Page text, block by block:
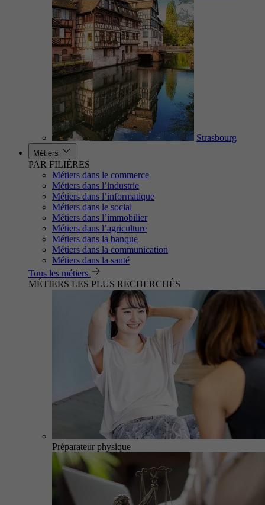
Strasbourg
Métiers
PAR FILIÈRES
Métiers dans le commerce
Métiers dans l’industrie
Métiers dans l’informatique
Métiers dans le social
Métiers dans l’immobilier
Métiers dans l’agriculture
Métiers dans la banque
Métiers dans la communication
Métiers dans la santé
Tous les métiers
MÉTIERS LES PLUS RECHERCHÉS
Préparateur physique